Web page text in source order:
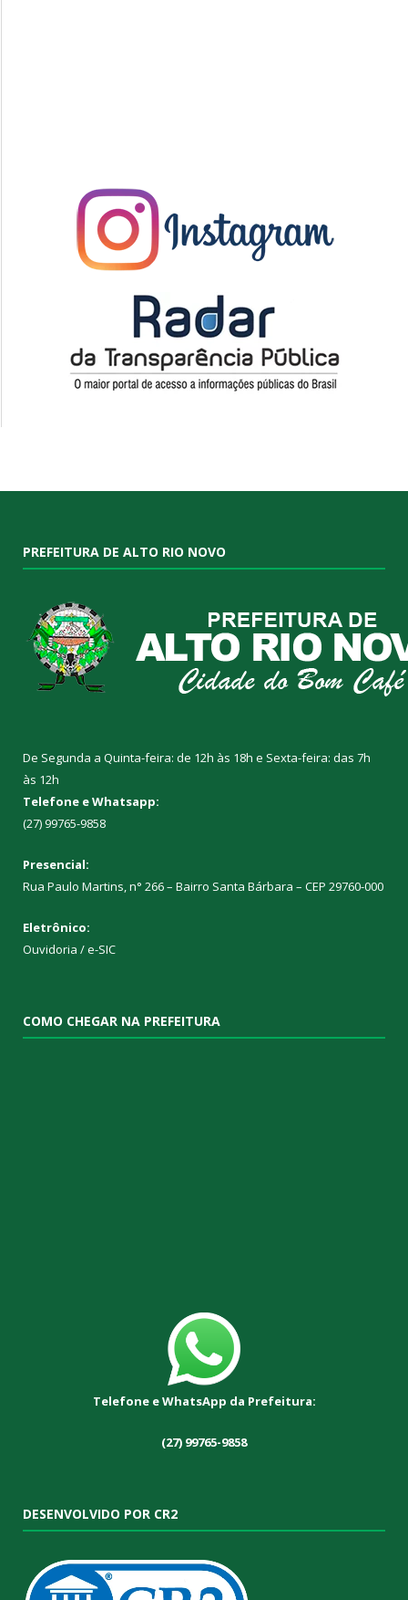
PREFEITURA DE ALTO RIO NOVO
De Segunda a Quinta-feira: de 12h às 18h e Sexta-feira: das 7h
às 12h
Telefone e Whatsapp:
(27) 99765-9858
Presencial:
Rua Paulo Martins, n° 266 – Bairro Santa Bárbara – CEP 29760-000
Eletrônico:
Ouvidoria /e-SIC
COMO CHEGAR NA PREFEITURA
Telefone e WhatsApp da Prefeitura:
(27) 99765-9858
DESENVOLVIDO POR CR2